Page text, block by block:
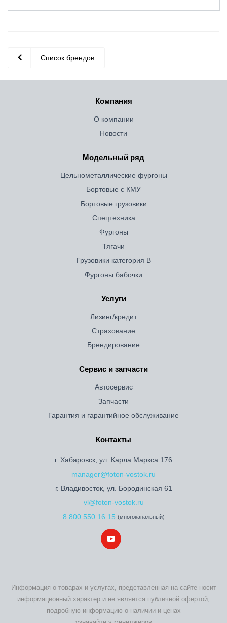
Список брендов
Компания
О компании
Новости
Модельный ряд
Цельнометаллические фургоны
Бортовые с КМУ
Бортовые грузовики
Спецтехника
Фургоны
Тягачи
Грузовики категория B
Фургоны бабочки
Услуги
Лизинг/кредит
Страхование
Брендирование
Сервис и запчасти
Автосервис
Запчасти
Гарантия и гарантийное обслуживание
Контакты
г. Хабаровск, ул. Карла Маркса 176
manager@foton-vostok.ru
г. Владивосток, ул. Бородинская 61
vl@foton-vostok.ru
8 800 550 16 15 (многоканальный)
Информация о товарах и услугах, представленная на сайте носит
информационный характер и не является публичной офертой,
подробную информацию о наличии и ценах